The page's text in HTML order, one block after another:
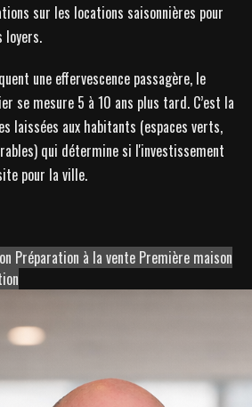
sur les locations saisonnières pour
loyers.
une effervescence passagère, le
se mesure 5 à 10 ans plus tard. C’est la
laissées aux habitants (espaces verts,
qui détermine si l'investissement
pour la ville.
Préparation à la vente Première maison